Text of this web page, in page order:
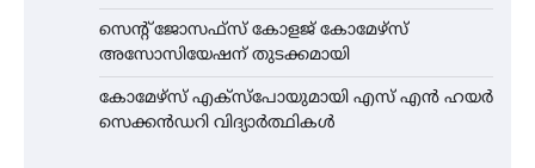
സെന്റ് ജോസഫ്സ് കോളജ് കോമേഴ്‌സ്
അസോസിയേഷന് തുടക്കമായി
കോമേഴ്സ് എക്സ്പോയുമായി എസ് എൻ ഹയർ
സെക്കൻഡറി വിദ്യാർത്ഥികൾ